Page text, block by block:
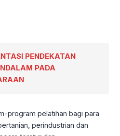
PENDEKATAN
PADA
program pelatihan bagi para
perindustrian dan